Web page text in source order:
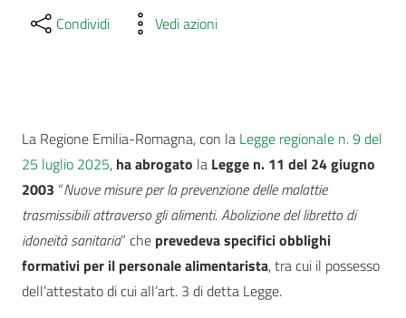
Condividi Vedi azioni
La Regione Emilia-Romagna, con la Legge regionale n. 9 del
25 luglio 2025, ha abrogato la Legge n. 11 del 24giugno
2003 “Nuove misure per la prevenzione delle malattie
trasmissibili attraverso gli alimenti. Abolizione del libretto di
idoneità sanitaria” che prevedeva specifici obblighi
formativi per il personale alimentarista, tra cui il possesso
dell’attestato di cui all’art. 3 di detta Legge.